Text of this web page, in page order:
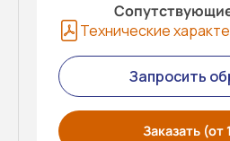
Технические
Запросить
Заказать (от